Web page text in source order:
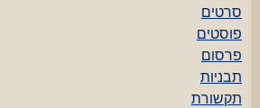
סרטים
פוסטים
פרסום
תבניות
תקשורת